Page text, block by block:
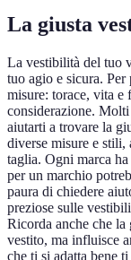
La giusta
La vestibilità del tuo
tuo agio e sicura. Per
misure: torace, vita e
considerazione.
aiutarti a trovare la
diverse misure e stili,
taglia. Ogni marca
per un marchio
paura di chiedere
preziose sulle
Ricorda anche che
vestito, ma influisce
che ti si adatta bene